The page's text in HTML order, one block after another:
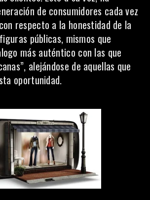
de consumidores cada vez
respecto a la honestidad de la
públicas, mismos que
más auténtico con las que
alejándose de aquellas que
oportunidad.